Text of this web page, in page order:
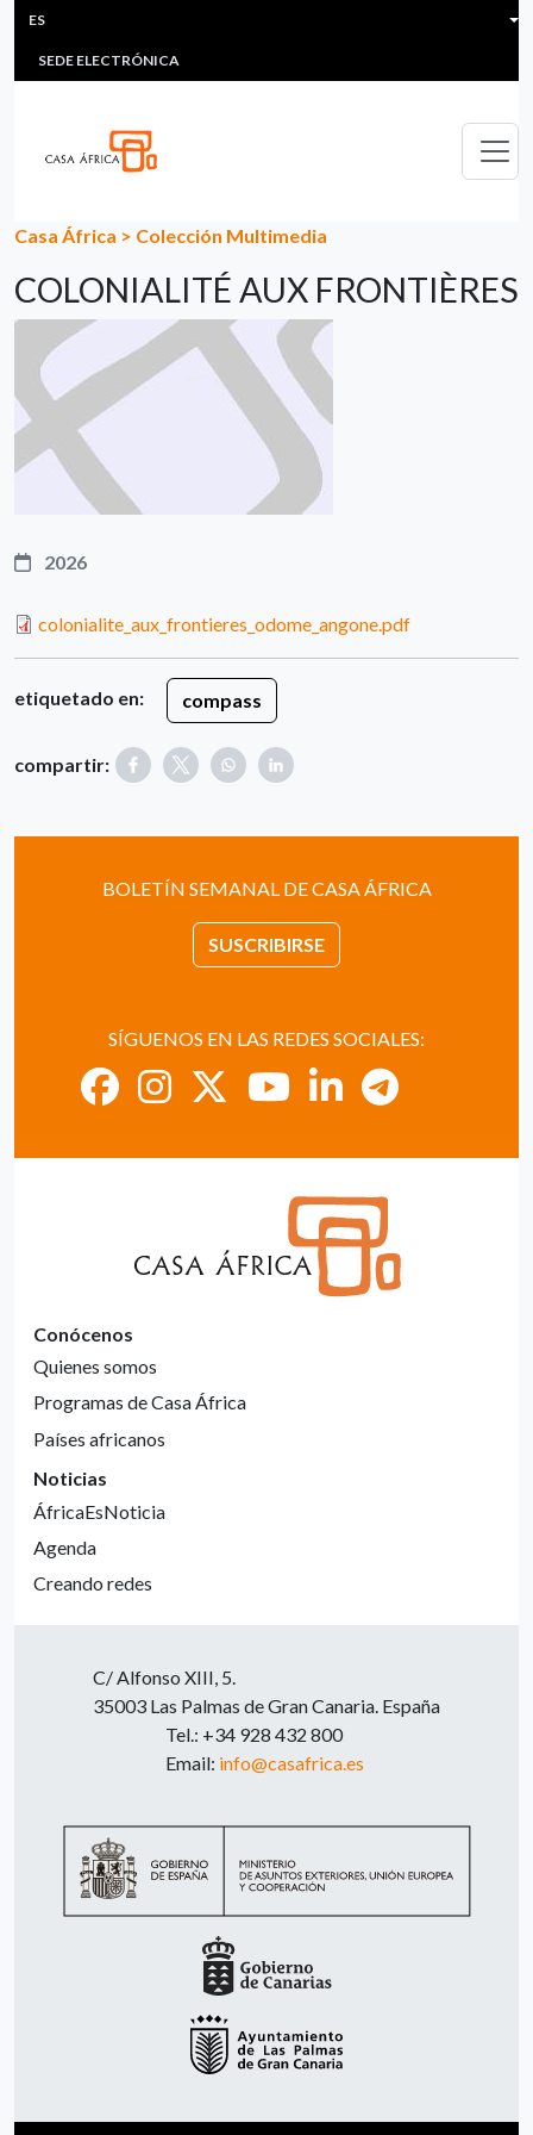
Pasar al contenido principal
HEADER MENU
MULTIMEDIA
SEDE ELECTRÓNICA
ES
Casa África > Colección Multimedia
COLONIALITÉ AUX FRONTIÈRES
2026
colonialite_aux_frontieres_odome_angone.pdf
etiquetado en: compass
compartir:
BOLETÍN SEMANAL DE CASA ÁFRICA
SUSCRIBIRSE
SÍGUENOS EN LAS REDES SOCIALES:
Conócenos
Quienes somos
Programas de Casa África
Países africanos
Noticias
ÁfricaEsNoticia
Agenda
Creando redes
C/ Alfonso XIII, 5.
35003 Las Palmas de Gran Canaria. España
Tel.: +34 928 432 800
Email: info@casafrica.es